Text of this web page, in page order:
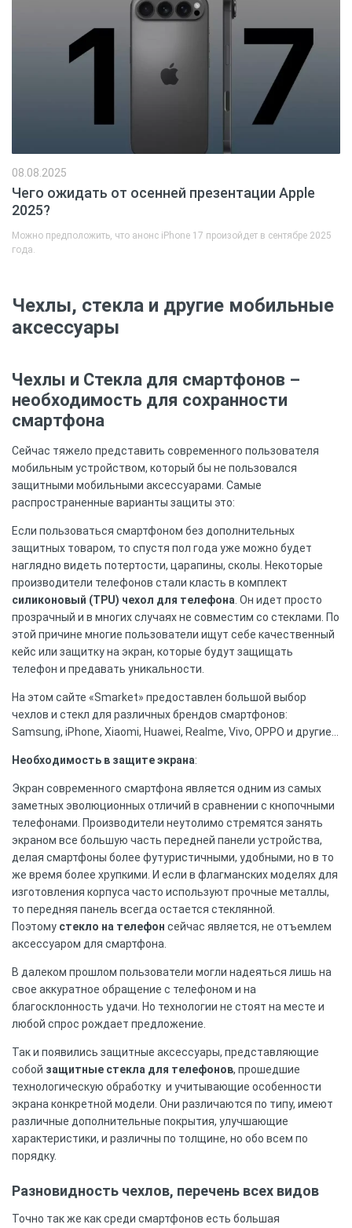
Чего ожидать от осенней презентации Apple
2025?
08.08.2025
Можно предположить, что анонс iPhone 17 произойдет в сентябре 2025
года.
Чехлы, стекла и другие мобильные
аксессуары
Чехлы и Стекла для смартфонов –
необходимость для сохранности
смартфона
Сейчас тяжело представить современного пользователя
мобильным устройством, который бы не пользовался
защитными мобильными аксессуарами. Самые
распространенные варианты защиты это:
Если пользоваться смартфоном без дополнительных
защитных товаром, то спустя пол года уже можно будет
наглядно видеть потертости, царапины, сколы. Некоторые
производители телефонов стали класть в комплект
силиконовый (TPU) чехол для телефона . Он идет просто
прозрачный и в многих случаях не совместим со стеклами. По
этой причине многие пользователи ищут себе качественный
кейс или защитку на экран, которые будут защищать
телефон и предавать уникальности.
На этом сайте «Smarket» предоставлен большой выбор
чехлов и стекл для различных брендов смартфонов:
Samsung, iPhone, Xiaomi, Huawei, Realme, Vivo, OPPO и другие…
Необходимость в защите экрана:
Экран современного смартфона является одним из самых
заметных эволюционных отличий в сравнении с кнопочными
телефонами. Производители неутолимо стремятся занять
экраном все большую часть передней панели устройства,
делая смартфоны более футуристичными, удобными, но в то
же время более хрупкими. И если в флагманских моделях для
изготовления корпуса часто используют прочные металлы,
то передняя панель всегда остается стеклянной.
Поэтому стекло на телефон сейчас является, не отъемлем
аксессуаром для смартфона.
В далеком прошлом пользователи могли надеяться лишь на
свое аккуратное обращение с телефоном и на
благосклонность удачи. Но технологии не стоят на месте и
любой спрос рождает предложение.
Так и появились защитные аксессуары, представляющие
собой защитные стекла для телефонов, прошедшие
технологическую обработку и учитывающие особенности
экрана конкретной модели. Они различаются по типу, имеют
различные дополнительные покрытия, улучшающие
характеристики, и различны по толщине, но обо всем по
порядку.
Разновидность чехлов, перечень всех видов
Точно так же как среди смартфонов есть большая